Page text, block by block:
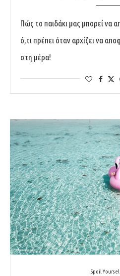
Πώς το παιδάκι μας μπορεί να
ό,τι πρέπει όταν αρχίζει να
στη μέρα!
Spoil